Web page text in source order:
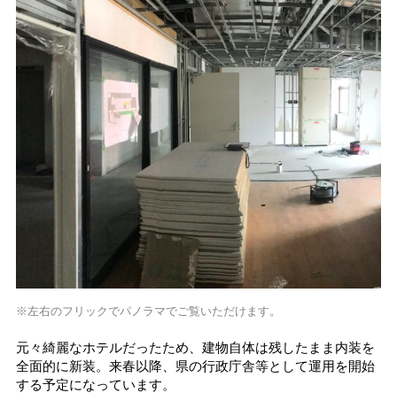
※左右のフリックでパノラマでご覧いただけます。
元々綺麗なホテルだったため、建物自体は残したまま内装を
全面的に新装。来春以降、県の行政庁舎等として運用を開始
する予定になっています。